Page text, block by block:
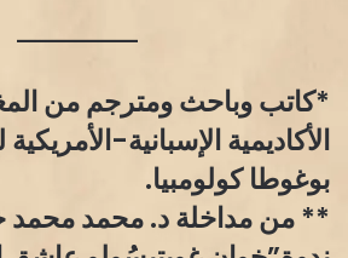
*كاتب وباحث ومترجم من
الأكاديمية الإسبانية-
بوغوطا كولومبيا.
** من مداخلة د. محمد